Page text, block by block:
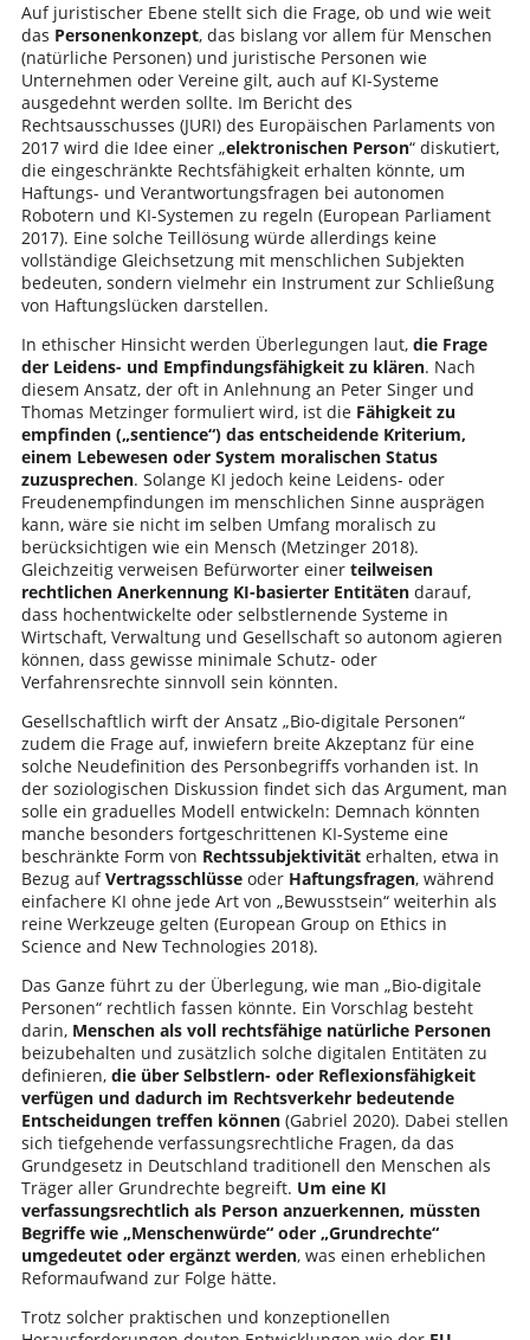
Auf juristischer Ebene stellt sich die Frage, ob und wie weit
das Personenkonzept, das bislang vor allem für Menschen
(natürliche Personen) und juristische Personen wie
Unternehmen oder Vereine gilt, auch auf KI-Systeme
ausgedehnt werden sollte. Im Bericht des
Rechtsausschusses (JURI) des Europäischen Parlaments von
2017 wird die Idee einer „elektronischen Person“ diskutiert,
die eingeschränkte Rechtsfähigkeit erhalten könnte, um
Haftungs- und Verantwortungsfragen bei autonomen
Robotern und KI-Systemen zu regeln (European Parliament
2017). Eine solche Teillösung würde allerdings keine
vollständige Gleichsetzung mit menschlichen Subjekten
bedeuten, sondern vielmehr ein Instrument zur Schließung
von Haftungslücken darstellen.
In ethischer Hinsicht werden Überlegungen laut, die Frage
der Leidens- und Empfindungsfähigkeit zu klären. Nach
diesem Ansatz, der oft in Anlehnung an Peter Singer und
Thomas Metzinger formuliert wird, ist die Fähigkeit zu
empfinden („sentience“) das entscheidende Kriterium,
einem Lebewesen oder System moralischen Status
zuzusprechen. Solange KI jedoch keine Leidens- oder
Freudenempfindungen im menschlichen Sinne ausprägen
kann, wäre sie nicht im selben Umfang moralisch zu
berücksichtigen wie ein Mensch (Metzinger 2018).
Gleichzeitig verweisen Befürworter einer teilweisen
rechtlichen Anerkennung KI-basierter Entitätendarauf,
dass hochentwickelte oder selbstlernende Systeme in
Wirtschaft, Verwaltung und Gesellschaft so autonom agieren
können, dass gewisse minimale Schutz- oder
Verfahrensrechte sinnvoll sein könnten.
Gesellschaftlich wirft der Ansatz „Bio-digitale Personen“
zudem die Frage auf, inwiefern breite Akzeptanz für eine
solche Neudefinition des Personbegriffs vorhanden ist. In
der soziologischen Diskussion findet sich das Argument, man
solle ein graduelles Modell entwickeln: Demnach könnten
manche besonders fortgeschrittenen KI-Systeme eine
beschränkte Form von Rechtssubjektivitäterhalten, etwa in
Bezug aufVertragsschlüsseoder Haftungsfragen, während
einfachere KI ohne jede Art von „Bewusstsein“ weiterhin als
reine Werkzeuge gelten (European Group on Ethics in
Science and New Technologies 2018).
Das Ganze führt zu der Überlegung, wie man „Bio-digitale
Personen“ rechtlich fassen könnte. Ein Vorschlag besteht
darin, Menschen als voll rechtsfähige natürliche Personen
beizubehalten und zusätzlich solche digitalen Entitäten zu
definieren,die über Selbstlern- oder Reflexionsfähigkeit
verfügen und dadurch im Rechtsverkehr bedeutende
Entscheidungen treffen können(Gabriel 2020). Dabei stellen
sich tiefgehende verfassungsrechtliche Fragen, da das
Grundgesetz in Deutschland traditionell den Menschen als
Träger aller Grundrechte begreift. Um eine KI
verfassungsrechtlich als Person anzuerkennen, müssten
Begriffe wie „Menschenwürde“ oder „Grundrechte“
umgedeutet oder ergänzt werden, was einen erheblichen
Reformaufwand zur Folge hätte.
Trotz solcher praktischen und konzeptionellen